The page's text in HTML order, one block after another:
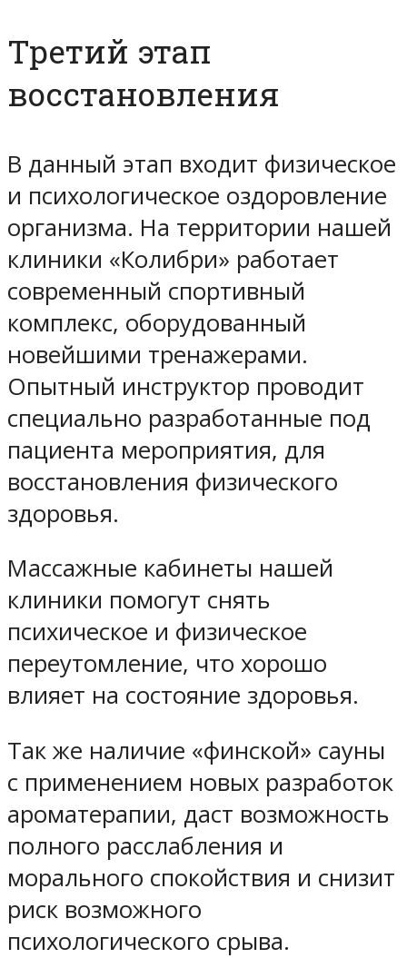
Третий этап
восстановления
В данный этап входит физическое
и психологическое оздоровление
организма. На территории нашей
клиники «Колибри» работает
современный спортивный
комплекс, оборудованный
новейшими тренажерами.
Опытный инструктор проводит
специально разработанные под
пациента мероприятия, для
восстановления физического
здоровья.
Массажные кабинеты нашей
клиники помогут снять
психическое и физическое
переутомление, что хорошо
влияет на состояние здоровья.
Так же наличие «финской» сауны
с применением новых разработок
ароматерапии, даст возможность
полного расслабления и
морального спокойствия и снизит
риск возможного
психологического срыва.